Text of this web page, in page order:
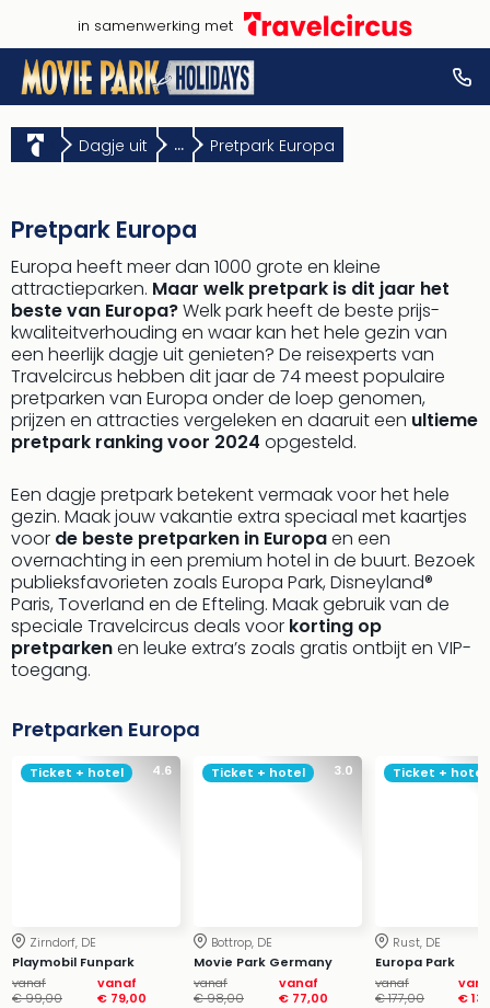
in samenwerking met
Dagje uit ... Pretpark Europa
Pretpark Europa
Europa heeft meer dan 1000 grote en kleine
attractieparken. Maar welk pretpark is dit jaar het
beste van Europa?Welk park heeft de beste prijs-
kwaliteitverhouding en waar kan het hele gezin van
een heerlijk dagje uit genieten? De reisexperts van
Travelcircus hebben dit jaar de 74 meest populaire
pretparken van Europa onder de loep genomen,
prijzen en attracties vergeleken en daaruit een ultieme
pretpark ranking voor 2024 opgesteld.
Een dagje pretpark betekent vermaak voor het hele
gezin. Maak jouw vakantie extra speciaal met kaartjes
voor de beste pretparken in Europaen een
overnachting in een premium hotel in de buurt. Bezoek
publieksfavorieten zoals Europa Park, Disneyland®
Paris, Toverland en de Efteling. Maak gebruik van de
speciale Travelcircus deals voor korting op
pretparkenen leuke extra’s zoals gratis ontbijt en VIP-
toegang.
Pretparken Europa
4.6
Ticket + hotel
Zirndorf, DE
Playmobil Funpark
vanaf
€ 99,00
vanaf
€ 79,00
3.0
Ticket + hotel
Bottrop, DE
Movie Park Germany
vanaf
€ 98,00
vanaf
€ 77,00
Ticket + hotel
Rust, DE
Europa Park
vanaf
€ 177,00
€